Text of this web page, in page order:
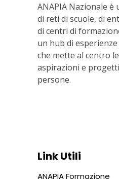
ANAPIA Nazionale è
di reti di scuole, di
di centri di
un hub di
che mette al centro
aspirazioni e
persone.
Link Utili
ANAPIA Formazione